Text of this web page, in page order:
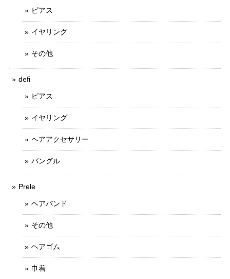
ピアス
イヤリング
その他
defi
ピアス
イヤリング
ヘアアクセサリー
バングル
Prele
ヘアバンド
その他
ヘアゴム
巾着